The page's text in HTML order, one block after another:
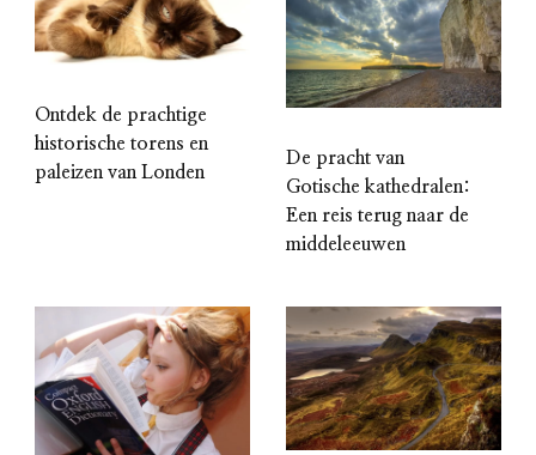
Ontdek de prachtige
historische torens en
paleizen van Londen
De pracht van
Gotische kathedralen:
Een reis terug naar de
middeleeuwen